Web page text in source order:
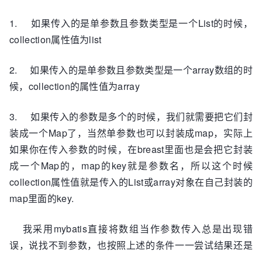
1. 如果传入的是单参数且参数类型是一个List的时候，
collection属性值为list
2. 如果传入的是单参数且参数类型是一个array数组的时
候，collection的属性值为array
3. 如果传入的参数是多个的时候，我们就需要把它们封
装成一个Map了，当然单参数也可以封装成map，实际上
如果你在传入参数的时候，在breast里面也是会把它封装
成一个Map的，map的key就是参数名，所以这个时候
collection属性值就是传入的List或array对象在自己封装的
map里面的key.
我采用mybatis直接将数组当作参数传入总是出现错
误，说找不到参数，也按照上述的条件一一尝试结果还是